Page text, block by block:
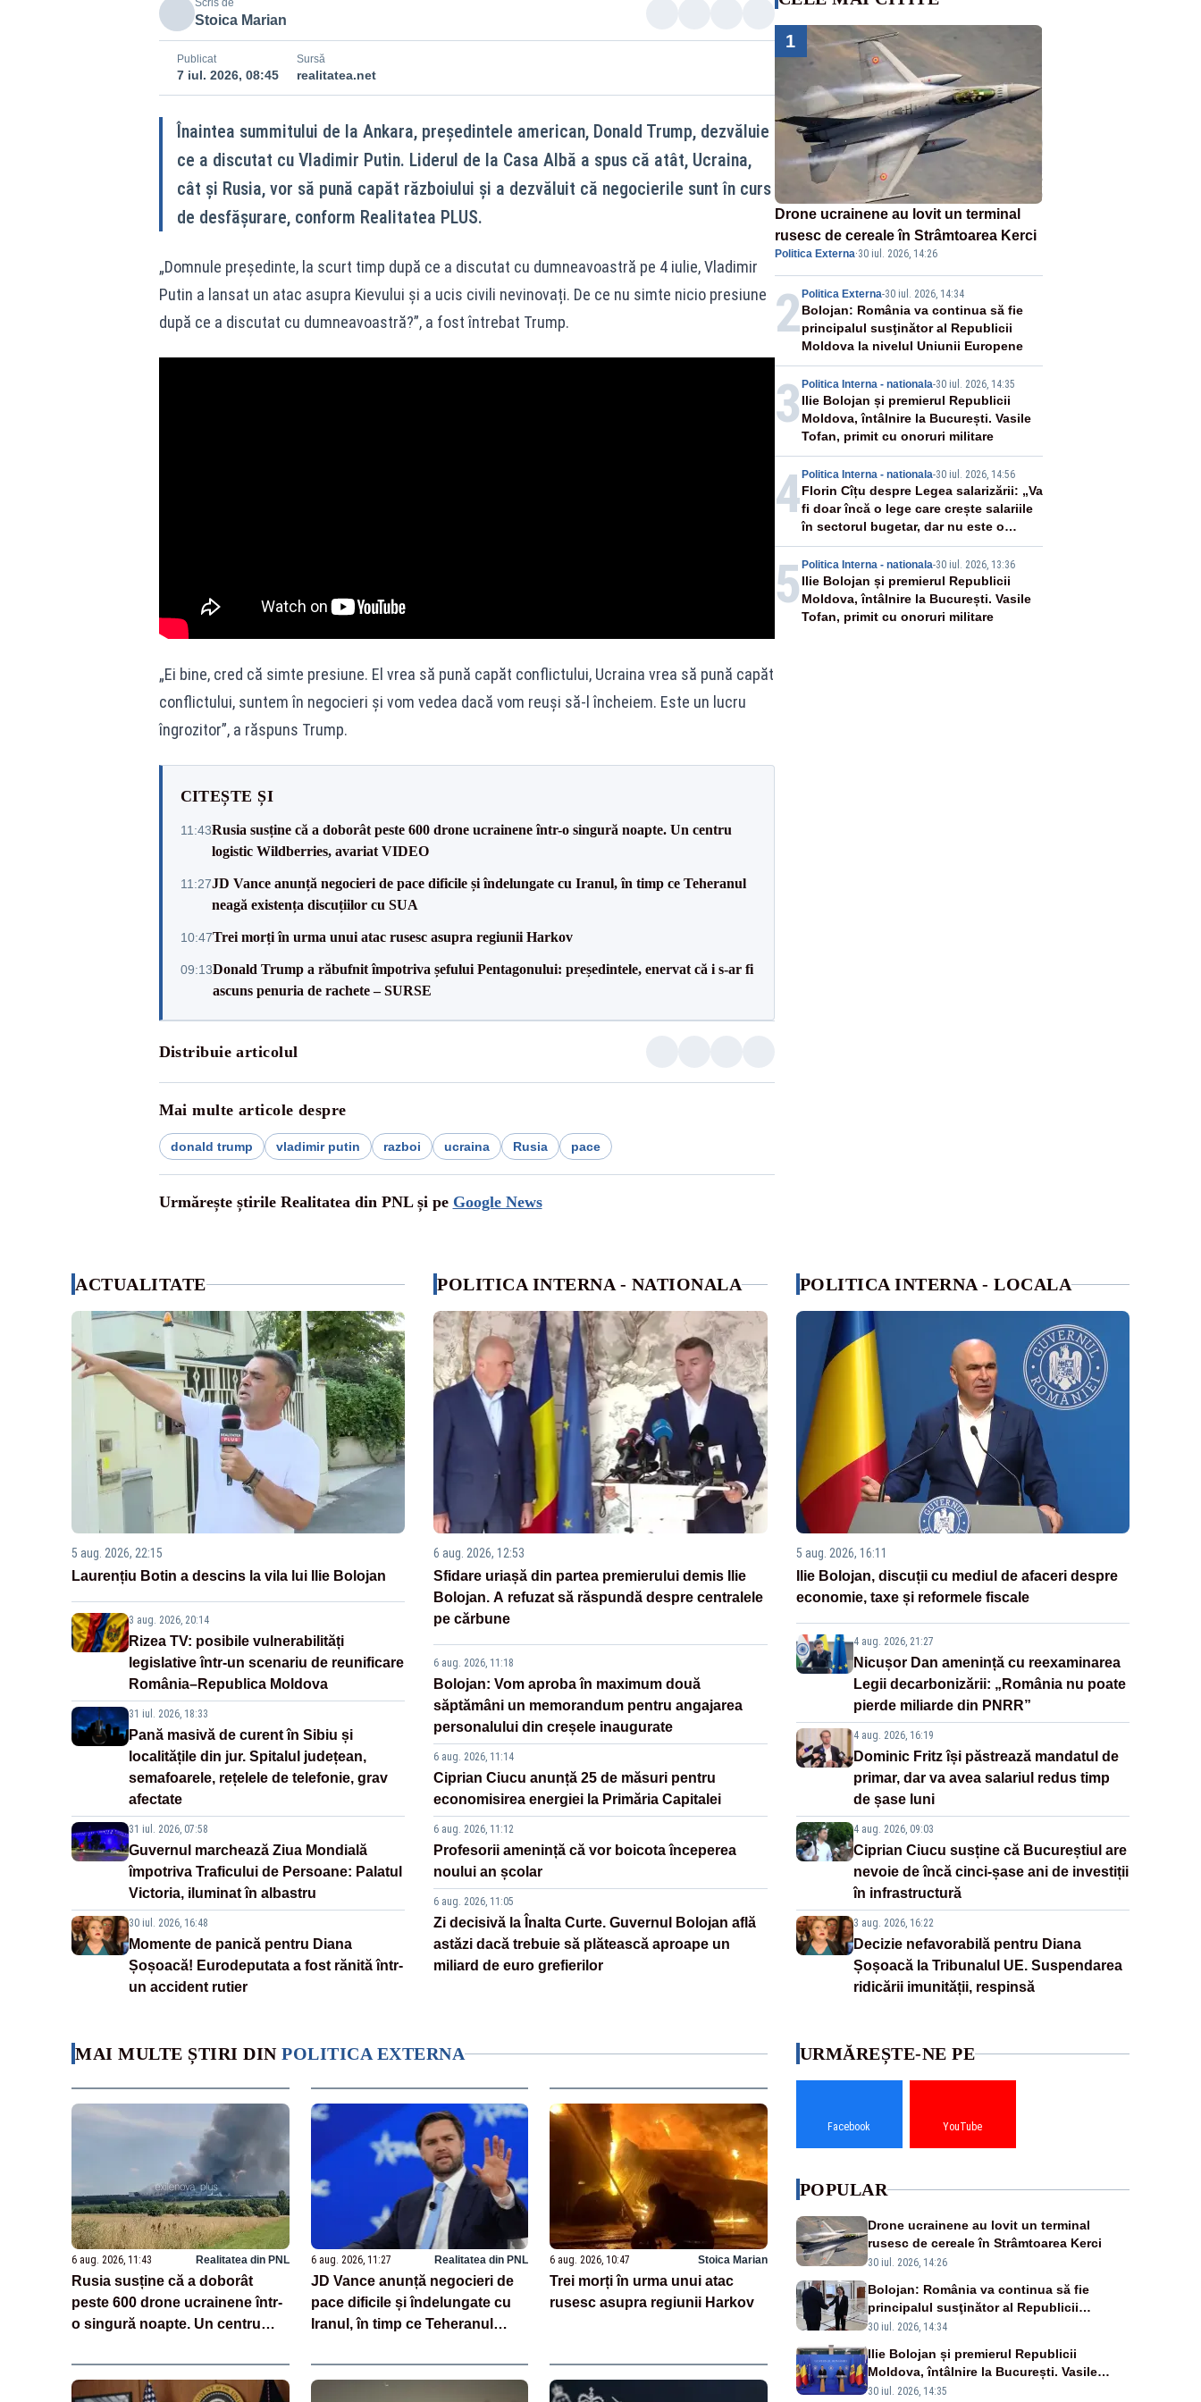
Scris de
Stoica Marian
Publicat
7 iul. 2026, 08:45
Sursă
realitatea.net
Înaintea summitului de la Ankara, președintele american, Donald Trump, dezvăluie
ce a discutat cu Vladimir Putin. Liderul de la Casa Albă a spus că atât, Ucraina,
cât și Rusia, vor să pună capăt războiului și a dezvăluit că negocierile sunt în curs
de desfășurare, conform Realitatea PLUS.
„Domnule președinte, la scurt timp după ce a discutat cu dumneavoastră pe 4 iulie, Vladimir
Putin a lansat un atac asupra Kievului și a ucis civili nevinovați. De ce nu simte nicio presiune
după ce a discutat cu dumneavoastră?”, a fost întrebat Trump.
„Ei bine, cred că simte presiune. El vrea să pună capăt conflictului, Ucraina vrea să pună capăt
conflictului, suntem în negocieri și vom vedea dacă vom reuși să-l încheiem. Este un lucru
îngrozitor”, a răspuns Trump.
CITEȘTE ȘI
11:43Rusia susține că a doborât peste 600 drone ucrainene într-o singură noapte. Un centru
logistic Wildberries, avariat VIDEO
11:27JD Vance anunță negocieri de pace dificile și îndelungate cu Iranul, în timp ce Teheranul
neagă existența discuțiilor cu SUA
10:47Trei morți în urma unui atac rusesc asupra regiunii Harkov
09:13Donald Trump a răbufnit împotriva șefului Pentagonului: președintele, enervat că i s-ar fi
ascuns penuria de rachete – SURSE
Distribuie articolul
Mai multe articole despre
donald trump vladimir putin razboi ucraina Rusia pace
Urmărește știrile Realitatea din PNL și pe Google News
1
Drone ucrainene au lovit un terminal
rusesc de cereale în Strâmtoarea Kerci
Politica Externa·30 iul. 2026, 14:26
2 Politica Externa-30 iul. 2026, 14:34
Bolojan: România va continua să fie
principalul susţinător al Republicii
Moldova la nivelul Uniunii Europene
3 Politica Interna - nationala-30 iul. 2026, 14:35
Ilie Bolojan și premierul Republicii
Moldova, întâlnire la București. Vasile
Tofan, primit cu onoruri militare
4 Politica Interna - nationala-30 iul. 2026, 14:56
Florin Cîțu despre Legea salarizării: „Va
fi doar încă o lege care crește salariile
în sectorul bugetar, dar nu este o
reformă”
5 Politica Interna - nationala-30 iul. 2026, 13:36
Ilie Bolojan și premierul Republicii
Moldova, întâlnire la București. Vasile
Tofan, primit cu onoruri militare
ACTUALITATE
5 aug. 2026, 22:15
Laurențiu Botin a descins la vila lui Ilie Bolojan
3 aug. 2026, 20:14
Rizea TV: posibile vulnerabilități
legislative într-un scenariu de reunificare
România–Republica Moldova
31 iul. 2026, 18:33
Pană masivă de curent în Sibiu și
localitățile din jur. Spitalul județean,
semafoarele, rețelele de telefonie, grav
afectate
31 iul. 2026, 07:58
Guvernul marchează Ziua Mondială
împotriva Traficului de Persoane: Palatul
Victoria, iluminat în albastru
30 iul. 2026, 16:48
Momente de panică pentru Diana
Șoșoacă! Eurodeputata a fost rănită într-
un accident rutier
POLITICA INTERNA - NATIONALA
6 aug. 2026, 12:53
Sfidare uriașă din partea premierului demis Ilie
Bolojan. A refuzat să răspundă despre centralele
pe cărbune
6 aug. 2026, 11:18
Bolojan: Vom aproba în maximum două
săptămâni un memorandum pentru angajarea
personalului din creșele inaugurate
6 aug. 2026, 11:14
Ciprian Ciucu anunță 25 de măsuri pentru
economisirea energiei la Primăria Capitalei
6 aug. 2026, 11:12
Profesorii amenință că vor boicota începerea
noului an școlar
6 aug. 2026, 11:05
Zi decisivă la Înalta Curte. Guvernul Bolojan află
astăzi dacă trebuie să plătească aproape un
miliard de euro grefierilor
POLITICA INTERNA - LOCALA
5 aug. 2026, 16:11
Ilie Bolojan, discuții cu mediul de afaceri despre
economie, taxe și reformele fiscale
4 aug. 2026, 21:27
Nicușor Dan amenință cu reexaminarea
Legii decarbonizării: „România nu poate
pierde miliarde din PNRR”
4 aug. 2026, 16:19
Dominic Fritz își păstrează mandatul de
primar, dar va avea salariul redus timp
de șase luni
4 aug. 2026, 09:03
Ciprian Ciucu susține că Bucureștiul are
nevoie de încă cinci-șase ani de investiții
în infrastructură
3 aug. 2026, 16:22
Decizie nefavorabilă pentru Diana
Șoșoacă la Tribunalul UE. Suspendarea
ridicării imunității, respinsă
MAI MULTE ȘTIRI DIN POLITICA EXTERNA
6 aug. 2026, 11:43 Realitatea din PNL
Rusia susține că a doborât
peste 600 drone ucrainene într-
o singură noapte. Un centru
VIDEO
6 aug. 2026, 11:27 Realitatea din PNL
JD Vance anunță negocieri de
pace dificile și îndelungate cu
Iranul, în timp ce Teheranul
SUA
6 aug. 2026, 10:47 Stoica Marian
Trei morți în urma unui atac
rusesc asupra regiunii Harkov
URMĂREȘTE-NE PE
Facebook YouTube
POPULAR
Drone ucrainene au lovit un terminal
rusesc de cereale în Strâmtoarea Kerci
30 iul. 2026, 14:26
Bolojan: România va continua să fie
principalul susţinător al Republicii
Moldova la nivelul Uniunii Europene
30 iul. 2026, 14:34
Ilie Bolojan și premierul Republicii
Moldova, întâlnire la București. Vasile
Tofan, primit cu onoruri militare
30 iul. 2026, 14:35